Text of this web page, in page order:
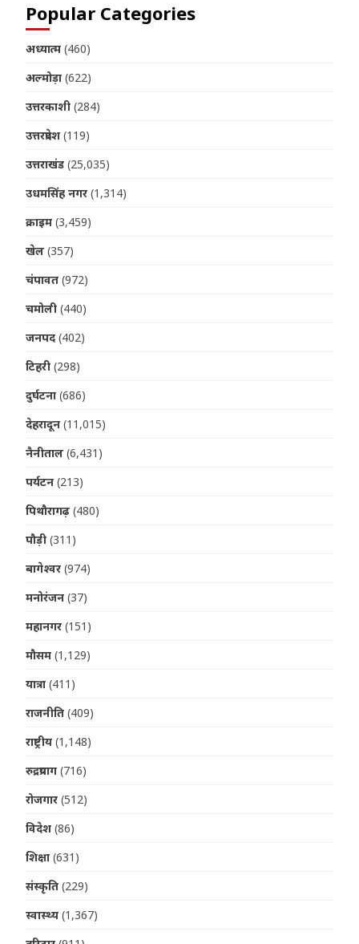
Popular Categories
अध्यात्म (460)
अल्मोड़ा (622)
उत्तरकाशी (284)
उत्तरप्रदेश (119)
उत्तराखंड (25,035)
उधमसिंह नगर (1,314)
क्राइम (3,459)
खेल (357)
चंपावत (972)
चमोली (440)
जनपद (402)
टिहरी (298)
दुर्घटना (686)
देहरादून (11,015)
नैनीताल (6,431)
पर्यटन (213)
पिथौरागढ़ (480)
पौड़ी (311)
बागेश्वर (974)
मनोरंजन (37)
महानगर (151)
मौसम (1,129)
यात्रा (411)
राजनीति (409)
राष्ट्रीय (1,148)
रुद्रप्रयाग (716)
रोजगार (512)
विदेश (86)
शिक्षा (631)
संस्कृति (229)
स्वास्थ्य (1,367)